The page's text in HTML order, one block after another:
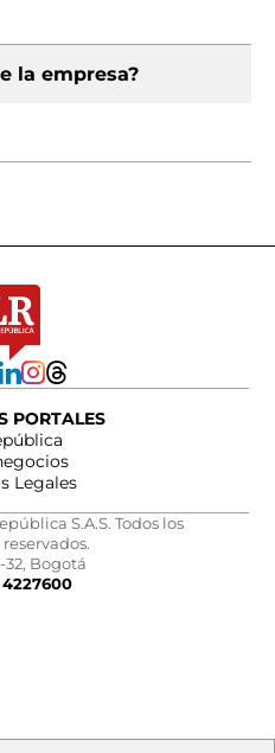
la empresa?
PORTALES
Legales
S.A.S. Todos los
32, Bogotá
4227600